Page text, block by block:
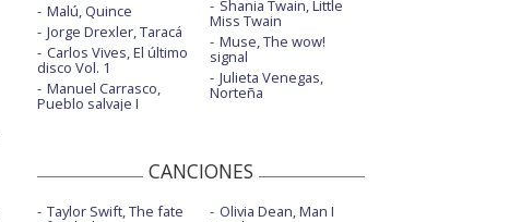
Malú, Quince
Jorge Drexler, Taracá
Carlos Vives, El último
disco Vol. 1
Manuel Carrasco,
Pueblo salvaje I
Shania Twain, Little
Miss Twain
Muse, The wow!
signal
Julieta Venegas,
Norteña
CANCIONES
Taylor Swift, The fate Olivia Dean, Man I